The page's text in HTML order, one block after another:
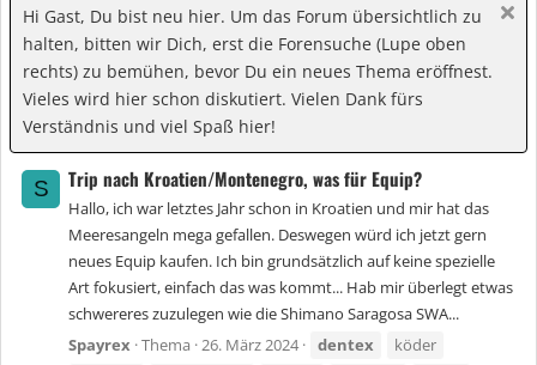
Hi Gast, Du bist neu hier. Um das Forum übersichtlich zu
halten, bitten wir Dich, erst die Forensuche (Lupe oben
rechts) zu bemühen, bevor Du ein neues Thema eröffnest.
Vieles wird hier schon diskutiert. Vielen Dank fürs
Verständnis und viel Spaß hier!
S Trip nach Kroatien/Montenegro, was für Equip?
Hallo, ich war letztes Jahr schon in Kroatien und mir hat das
Meeresangeln mega gefallen. Deswegen würd ich jetzt gern
neues Equip kaufen. Ich bin grundsätzlich auf keine spezielle
Art fokusiert, einfach das was kommt... Hab mir überlegt etwas
schwereres zuzulegen wie die Shimano Saragosa SWA...
Spayrex Thema 26. März 2024 dentex
köder